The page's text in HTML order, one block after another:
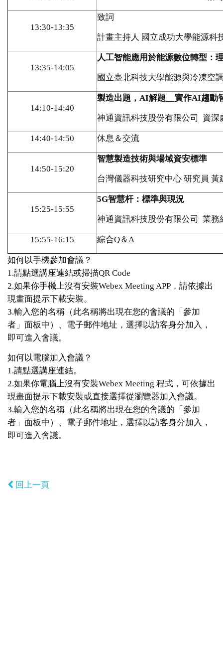
13:30-13:35
致詞
計畫主持人 國立成功大學能源科
13:35-14:05
人工智能應用於能源數位轉型：
國立臺北科技大學能源與冷凍空
14:10-14:40
製造出題，AI解題__實作AI趨動
神通資訊科技股份有限公司 資深
14:40-14:50 休息＆交流
14:50-15:20
智慧製造技術與場域資安標準
台灣儀器科技研究中心 研究員 黃
15:25-15:55
5G智慧杆：標準與現況
神通資訊科技股份有限公司 業務
15:55-16:15 綜合Q＆A
如何以手機參加會議？
1.請點選講座連結或掃描QR Code
2.如果你手機上沒有安裝Webex Meeting APP，請依據出
現畫面提示下載安裝。
3.輸入您的名稱（此名稱將出現在您的會議的「參加
者」面板中）、電子郵件地址，選擇以訪客身分加入，
即可進入會議。
如何以電腦加入會議？
1.請點選講座連結。
2.如果你電腦上沒有安裝Webex Meeting 程式，可依據出
現畫面提示下載安裝或直接選擇從瀏覽器加入會議。
3.輸入您的名稱（此名稱將出現在您的會議的「參加
者」面板中）、電子郵件地址，選擇以訪客身分加入，
即可進入會議。
回上一頁